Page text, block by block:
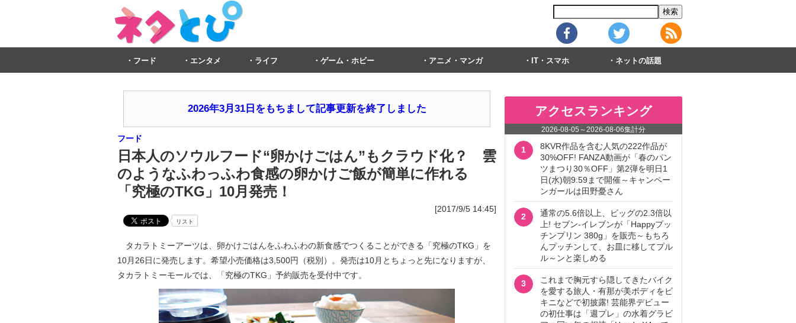
フード エンタメ ライフ ゲーム・ホビー アニメ・マンガ IT・スマホ ネットの話題
2026年3月31日をもちまして記事更新を終了しました
フード
日本人のソウルフード“卵かけごはん”もクラウド化？ 雲
のようなふわっふわ食感の卵かけご飯が簡単に作れる
「究極のTKG」10月発売！
[2017/9/5 14:45]
リスト
タカラトミーアーツは、卵かけごはんをふわふわの新食感でつくることができる「究極のTKG」を
10月26日に発売します。希望小売価格は3,500円（税別）。発売は10月とちょっと先になりますが、
タカラトミーモールでは、「究極のTKG」予約販売を受付中です。
アクセスランキング
2026-08-05 ～2026-08-06集計分
1
8KVR作品を含む人気の222作品が
30%OFF! FANZA動画が「春のパン
ツまつり30％OFF」第2弾を明日1
日(水)朝9:59まで開催～キャンペー
ンガールは田野憂さん
2
通常の5.6倍以上、ビッグの2.3倍以
上! セブン‐イレブンが「Happyプッ
チンプリン 380g」を販売～もちろ
んプッチンして、お皿に移してプル
ル～ンと楽しめる
3
これまで胸元すら隠してきたバイク
を愛する旅人・有那が美ボディをビ
キニなどで初披露! 芸能界デビュー
の初仕事は「週プレ」の水着グラビ